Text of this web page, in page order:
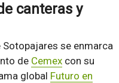
canteras y
se enmarca
de Cemexcon su
global Futuro en